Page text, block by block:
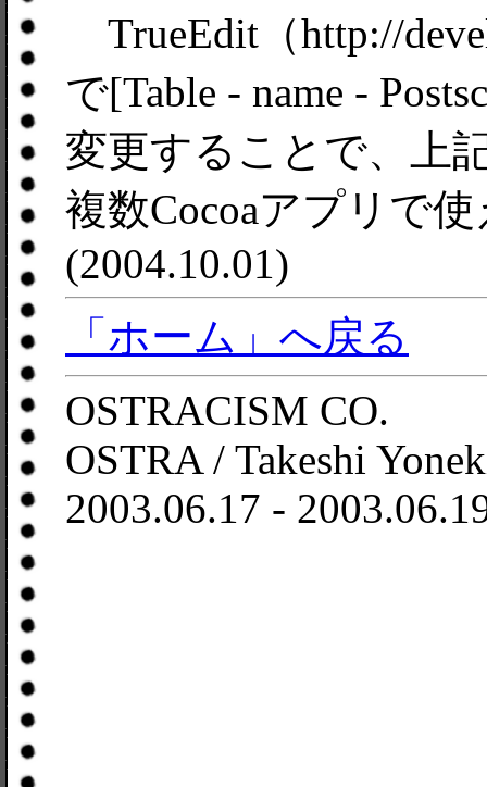
TrueEdit（http://
で[Table - name -
変更することで、上
複数Cocoaアプリで
(2004.10.01)
「ホーム」へ戻る
OSTRACISM CO.
OSTRA / Takeshi
2003.06.17 -